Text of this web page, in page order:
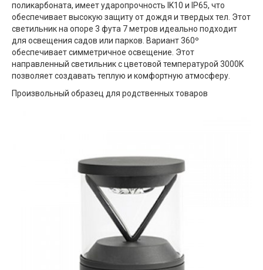
поликарбоната, имеет ударопрочность IK10 и IP65, что
обеспечивает высокую защиту от дождя и твердых тел. Этот
светильник на опоре 3 фута 7 метров идеально подходит
для освещения садов или парков. Вариант 360º
обеспечивает симметричное освещение. Этот
направленный светильник с цветовой температурой 3000K
позволяет создавать теплую и комфортную атмосферу.
Произвольный образец для родственных товаров